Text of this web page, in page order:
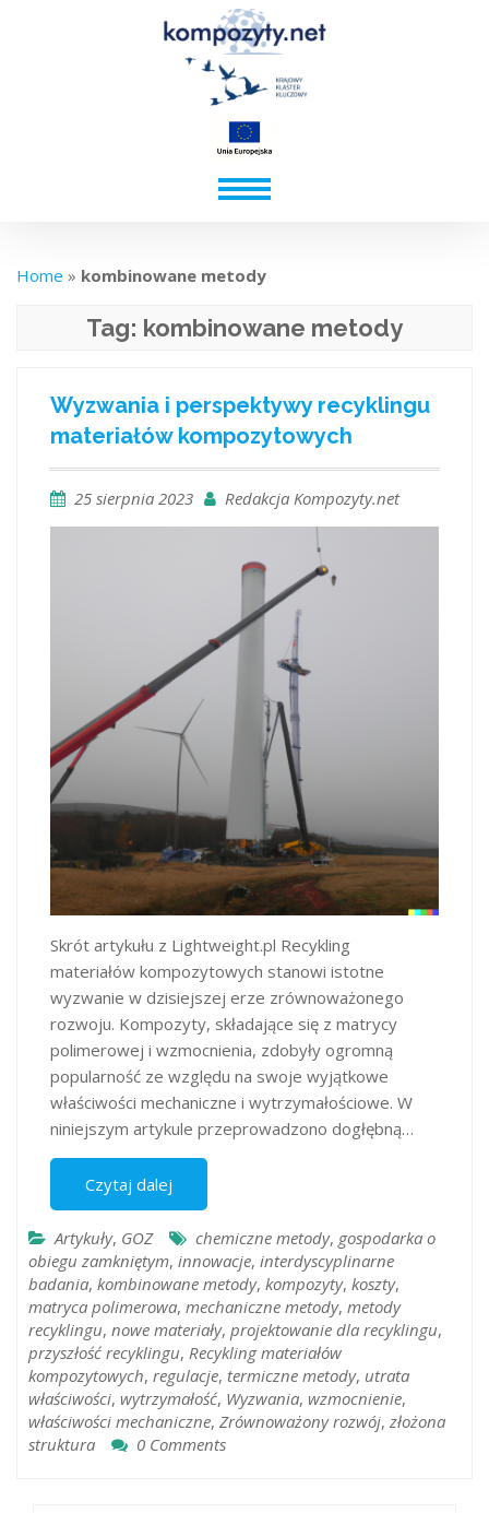
Home » kombinowane metody
Tag: kombinowane metody
Wyzwania i perspektywy recyklingu
materiałów kompozytowych
25 sierpnia 2023 Redakcja Kompozyty.net
Skrót artykułu z Lightweight.pl Recykling
materiałów kompozytowych stanowi istotne
wyzwanie w dzisiejszej erze zrównoważonego
rozwoju. Kompozyty, składające się z matrycy
polimerowej i wzmocnienia, zdobyły ogromną
popularność ze względu na swoje wyjątkowe
właściwości mechaniczne i wytrzymałościowe. W
niniejszym artykule przeprowadzono dogłębną…
Czytaj dalej
Artykuły, GOZ chemiczne metody, gospodarka o
obiegu zamkniętym, innowacje, interdyscyplinarne
badania, kombinowane metody, kompozyty, koszty,
matryca polimerowa, mechaniczne metody, metody
recyklingu, nowe materiały, projektowanie dla recyklingu,
przyszłość recyklingu, Recykling materiałów
kompozytowych, regulacje, termiczne metody, utrata
właściwości, wytrzymałość, Wyzwania, wzmocnienie,
właściwości mechaniczne, Zrównoważony rozwój, złożona
struktura
0 Comments